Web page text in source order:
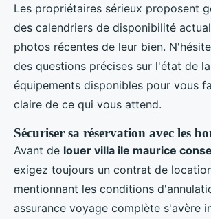
Les propriétaires sérieux proposent
des calendriers de disponibilité
photos récentes de leur bien.
des questions précises sur l'état de
équipements disponibles pour vous
claire de ce qui vous attend.
Sécuriser sa réservation avec les
Avant de louer villa ile maurice
exigez toujours un contrat de
mentionnant les conditions
assurance voyage complète s'avère